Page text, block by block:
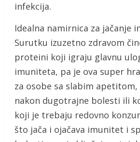
infekcija.
Idealna namirnica za jačanje
Surutku izuzetno zdravom
proteini koji igraju glavnu
imuniteta, pa je ova super
za osobe sa slabim
nakon dugotrajne bolesti ili
koji je trebaju redovno
što jača i ojačava imunitet i